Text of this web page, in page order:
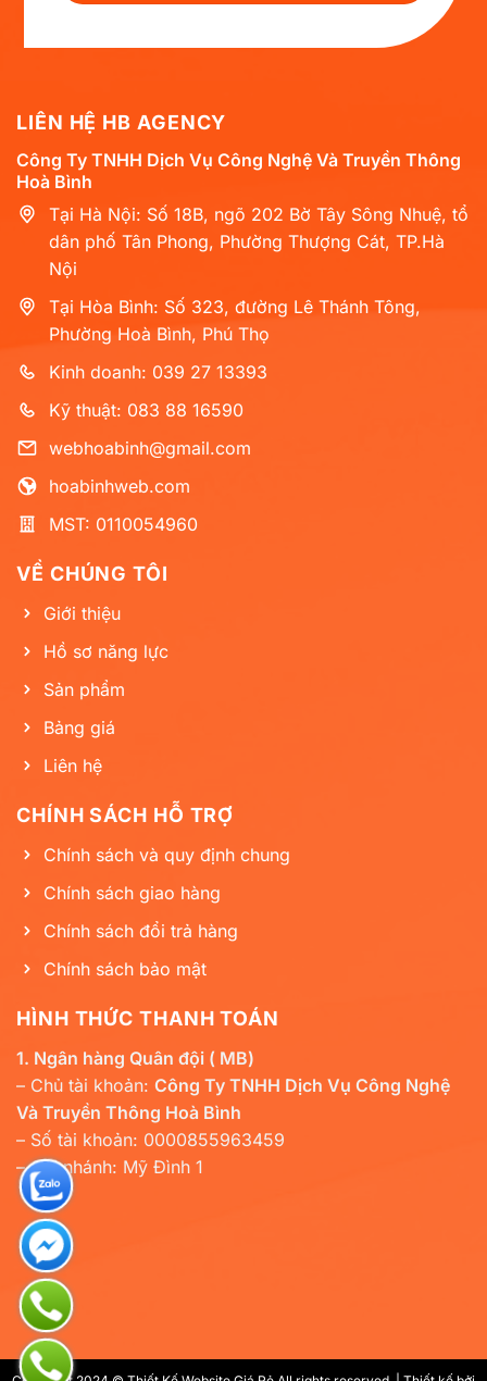
LIÊN HỆ HB AGENCY
Công Ty TNHH Dịch Vụ Công Nghệ Và Truyền Thông
Hoà Bình
Tại Hà Nội: Số 18B, ngõ 202 Bờ Tây Sông Nhuệ, tổ
dân phố Tân Phong, Phường Thượng Cát, TP.Hà
Nội
Tại Hòa Bình: Số 323, đường Lê Thánh Tông,
Phường Hoà Bình, Phú Thọ
Kinh doanh: 039 27 13393
Kỹ thuật: 083 88 16590
webhoabinh@gmail.com
hoabinhweb.com
MST: 0110054960
VỀ CHÚNG TÔI
Giới thiệu
Hồ sơ năng lực
Sản phẩm
Bảng giá
Liên hệ
CHÍNH SÁCH HỖ TRỢ
Chính sách và quy định chung
Chính sách giao hàng
Chính sách đổi trả hàng
Chính sách bảo mật
HÌNH THỨC THANH TOÁN
1. Ngân hàng Quân đội ( MB)
– Chủ tài khoản: Công Ty TNHH Dịch Vụ Công Nghệ
Và Truyền Thông Hoà Bình
– Số tài khoản: 0000855963459
– Chi nhánh: Mỹ Đình 1